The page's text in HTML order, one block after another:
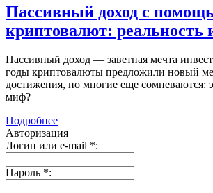
Пассивный доход с
криптовалют: реальность
Пассивный доход — заветная мечта
годы криптовалюты предложили новый
достижения, но многие еще сомневаются:
миф?
Подробнее
Авторизация
Логин или e-mail *:
Пароль *: